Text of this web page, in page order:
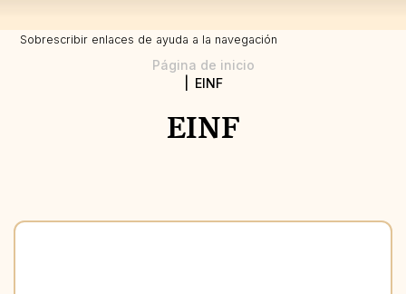
Sobrescribir enlaces de ayuda a la navegación
Página de inicio
EINF
EINF